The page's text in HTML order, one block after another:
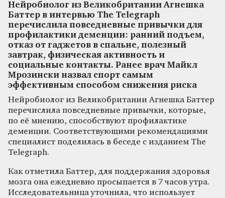
Нейробиолог из Великобритании Агнешка
Баттер в интервью The Telegraph
перечислила повседневные привычки для
профилактики деменции: ранний подъем,
отказ от гаджетов в спальне, полезный
завтрак, физическая активность и
социальные контакты. Ранее врач Майкл
Мрозински назвал спорт самым
эффективным способом снижения риска
Нейробиолог из Великобритании Агнешка Баттер
перечислила повседневные привычки, которые,
по её мнению, способствуют профилактике
деменции. Соответствующими рекомендациями
специалист поделилась в беседе с изданием The
Telegraph.
Как отметила Баттер, для поддержания здоровья
мозга она ежедневно просыпается в 7 часов утра.
Исследовательница уточнила, что использует